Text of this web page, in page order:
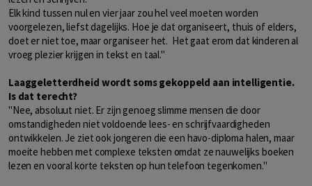
Elk kind tussen nul en vier jaar zou hel veel moeten worden
voorgelezen, liefst dagelijks. Hoe je dat organiseert, thuis of elders,
doet er niet toe, maar organiseer het. Het gaat erom dat kinderen al
vroeg plezier krijgen in tekst en taal."
Laaggeletterdheid wordt soms gekoppeld aan intelligentie.
Is dat terecht?
"Nee, absoluut niet. Er zijn genoeg slimme mensen die door
omstandigheden niet voldoende lees- en schrijfvaardigheden
ontwikkelen. Je ziet ook jongeren die een havo-diploma halen, maar
moeite hebben met complexe teksten omdat ze nauwelijks boeken
lezen en vooral korte teksten op hun telefoon tegenkomen."